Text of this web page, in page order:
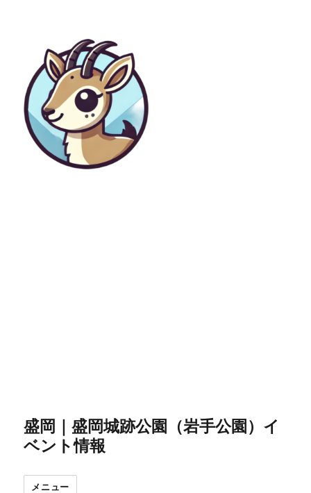
盛岡｜盛岡城跡公園（岩手公園）イ
ベント情報
メニュー